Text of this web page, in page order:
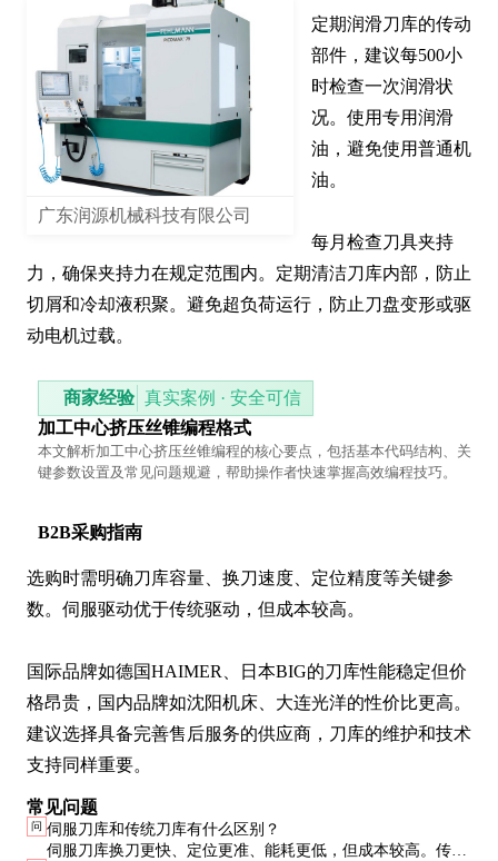
广东润源机械科技有限公司
定期润滑刀库的传动
部件，建议每500小
时检查一次润滑状
况。使用专用润滑
油，避免使用普通机
油。
每月检查刀具夹持
力，确保夹持力在规定范围内。定期清洁刀库内部，防止
切屑和冷却液积聚。避免超负荷运行，防止刀盘变形或驱
动电机过载。
商家经验 真实案例 · 安全可信
加工中心挤压丝锥编程格式
本文解析加工中心挤压丝锥编程的核心要点，包括基本代码结构、关
键参数设置及常见问题规避，帮助操作者快速掌握高效编程技巧。
B2B采购指南
选购时需明确刀库容量、换刀速度、定位精度等关键参
数。伺服驱动优于传统驱动，但成本较高。
国际品牌如德国HAIMER、日本BIG的刀库性能稳定但价
格昂贵，国内品牌如沈阳机床、大连光洋的性价比更高。
建议选择具备完善售后服务的供应商，刀库的维护和技术
支持同样重要。
常见问题
问 伺服刀库和传统刀库有什么区别？
伺服刀库换刀更快、定位更准、能耗更低，但成本较高。传统